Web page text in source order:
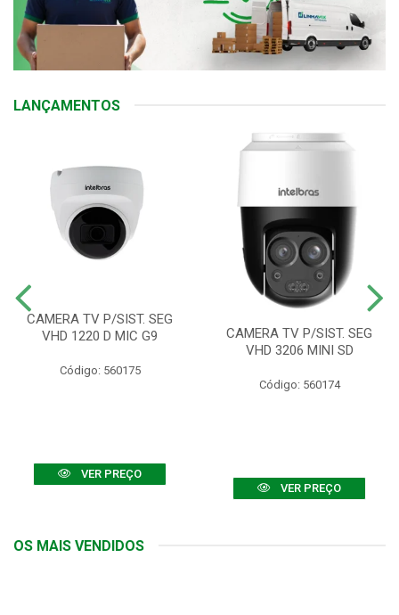
LANÇAMENTOS
CAMERA TV P/SIST. SEG
VHD 1220 D MIC G9
Código: 560175
VER PREÇO
CAMERA TV P/SIST. SEG
VHD 3206 MINI SD
Código: 560174
VER PREÇO
OS MAIS VENDIDOS